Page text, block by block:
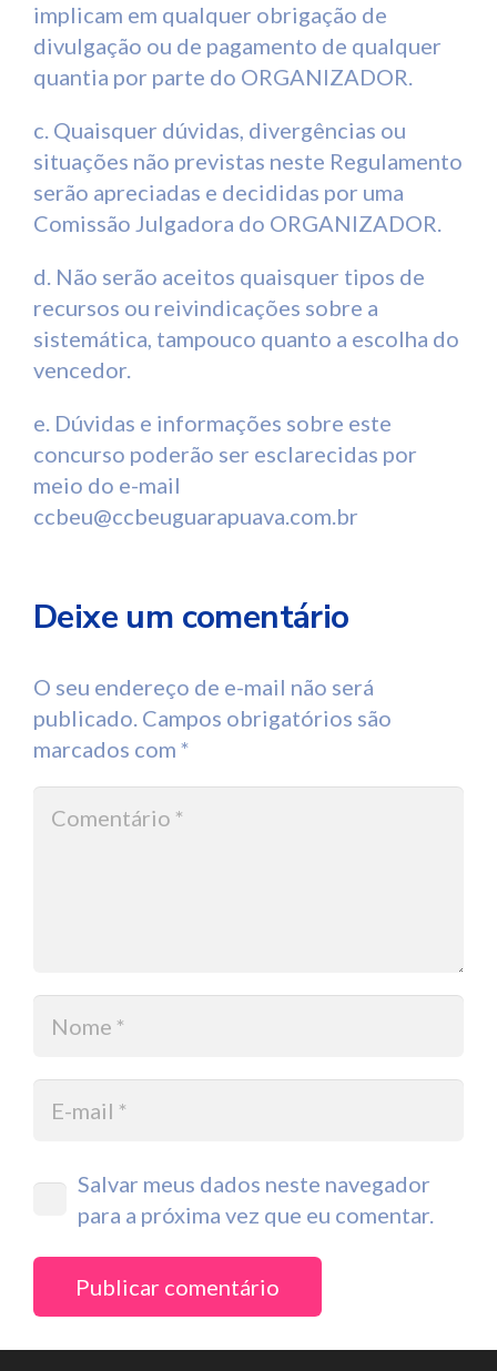
implicam em qualquer obrigação de
divulgação ou de pagamento de qualquer
quantia por parte do ORGANIZADOR.
c. Quaisquer dúvidas, divergências ou
situações não previstas neste Regulamento
serão apreciadas e decididas por uma
Comissão Julgadora do ORGANIZADOR.
d. Não serão aceitos quaisquer tipos de
recursos ou reivindicações sobre a
sistemática, tampouco quanto a escolha do
vencedor.
e. Dúvidas e informações sobre este
concurso poderão ser esclarecidas por
meio do e-mail
ccbeu@ccbeuguarapuava.com.br
Deixe um comentário
O seu endereço de e-mail não será
publicado. Campos obrigatórios são
marcados com *
Salvar meus dados neste navegador
para a próxima vez que eu comentar.
Publicar comentário